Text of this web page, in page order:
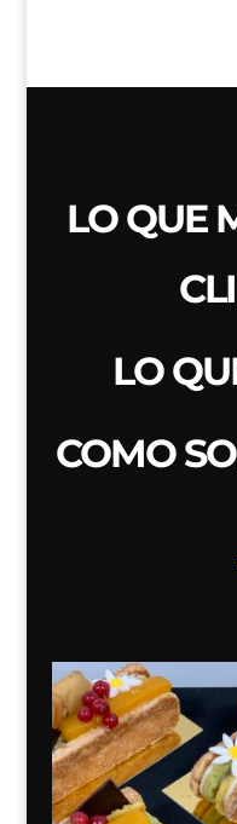
LO QUE
LO
COMO